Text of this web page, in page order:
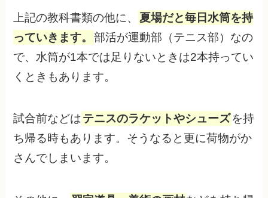
上記の教科書類の他に、
夏場だと毎日水筒を持
っていきます。 部活が運動部（テニス部）なの
で、水筒が1本では足りないときは2本持ってい
くときもあります。
試合前などはテニスのラケットやシューズを持
ち帰る時もあります。そうなると更に荷物がか
さんでしまいます。